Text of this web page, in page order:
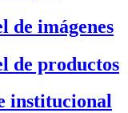
de imágenes
de productos
institucional